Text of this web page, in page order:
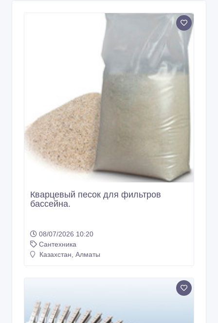
Кварцевый песок для фильтров
бассейна.
08/07/2026 10:20
Сантехника
Казахстан, Алматы